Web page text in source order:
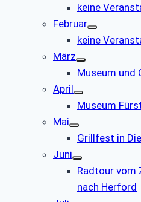
keine
Februar
keine
März
Museum und
April
Museum
Mai
Grillfest in
Juni
Radtour vom
nach Herford